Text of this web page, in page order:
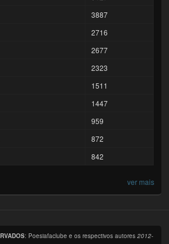
3887
2716
2677
2323
1511
1447
959
872
842
ver mais
: Poesiafaclube e os respectivos autores2012-